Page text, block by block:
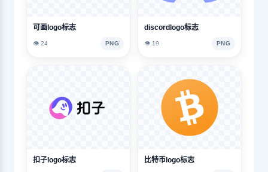
可画logo标志
👁️ 24 PNG
discordlogo标志
👁️ 19 PNG
扣子logo标志 比特币logo标志